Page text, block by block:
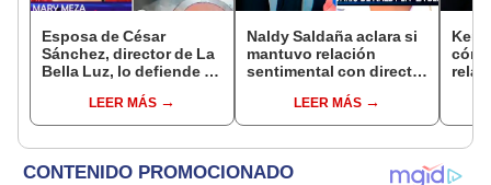
Esposa de César
Sánchez, director de La
Bella Luz, lo defiende y
relación clandestina
con Naldy Saldaña:
LEER MÁS
Naldy Saldaña aclara si
mantuvo relación
sentimental con director
denunciarlo por
tocamientos: “Me
LEER MÁS